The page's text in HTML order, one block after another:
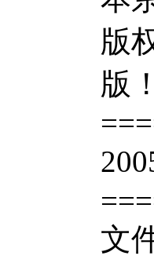
版
版！
文